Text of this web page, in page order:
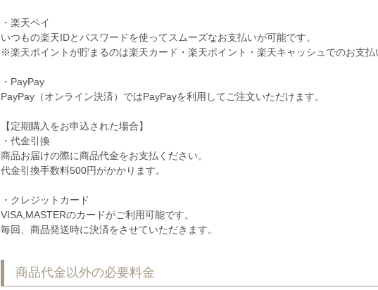
・楽天ペイ
いつもの楽天IDとパスワードを使ってスムーズなお支払いが可能です。
※楽天ポイントが貯まるのは楽天カード・楽天ポイント・楽天キャッシュでのお支払
・PayPay
PayPay（オンライン決済）ではPayPayを利用してご注文いただけます。
【定期購入をお申込された場合】
・代金引換
商品お届けの際に商品代金をお支払ください。
代金引換手数料500円がかかります。
・クレジットカード
VISA,MASTERのカードがご利用可能です。
毎回、商品発送時に決済をさせていただきます。
商品代金以外の必要料金